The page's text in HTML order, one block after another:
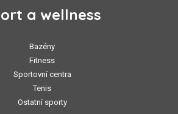
a wellness
Bazény
Fitness
Sportovní centra
Tenis
Ostatní sporty